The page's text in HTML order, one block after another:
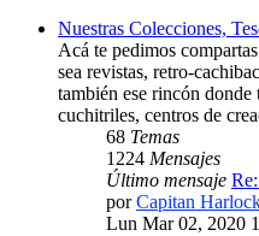
Nuestras Colecciones,
Acá te pedimos
sea revistas, retro-
también ese rincón donde
cuchitriles, centros de
68 Temas
1224 Mensajes
Último mensaje
porCapitan
Lun Mar 02, 2020